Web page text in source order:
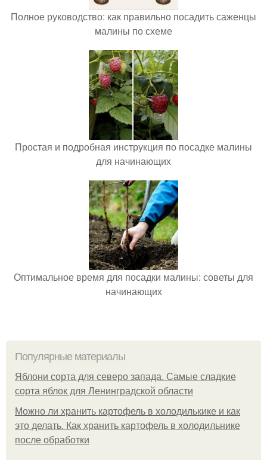
Полное руководство: как правильно посадить саженцы
малины по схеме
Простая и подробная инструкция по посадке малины
для начинающих
Оптимальное время для посадки малины: советы для
начинающих
Популярные материалы
Яблони сорта для северо запада. Самые сладкие
сорта яблок для Ленинградской области
Можно ли хранить картофель в холодилькике и как
это делать. Как хранить картофель в холодильнике
после обработки